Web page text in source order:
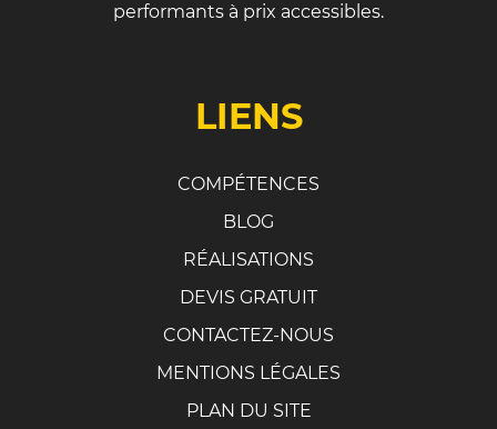
performants à prix accessibles.
LIENS
COMPÉTENCES
BLOG
RÉALISATIONS
DEVIS GRATUIT
CONTACTEZ-NOUS
MENTIONS LÉGALES
PLAN DU SITE